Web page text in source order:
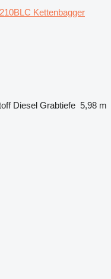
Kettenbagger
Diesel Grabtiefe 5,98 m